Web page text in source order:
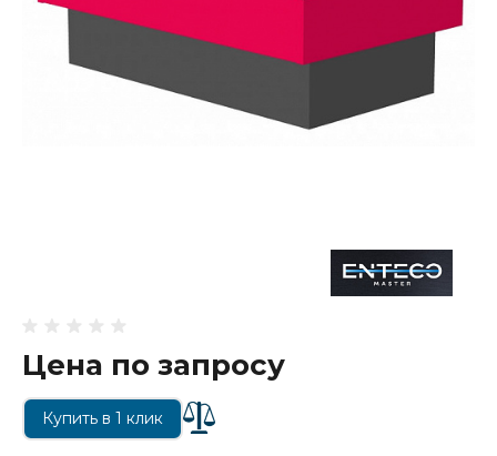
Цена по запросу
Купить в 1 клик